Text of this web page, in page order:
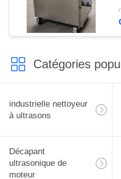
Catégories
industrielle nettoyeur
à ultrasons
Décapant
ultrasonique de
moteur